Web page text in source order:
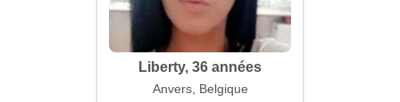
Liberty, 36 années
Anvers, Belgique